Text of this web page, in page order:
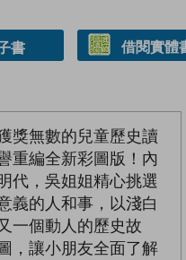
書 借閱實體
獎無數的兒童歷史讀
重編全新彩圖版！內
代，吳姐姐精心挑選
義的人和事，以淺白
一個動人的歷史故
，讓小朋友全面了解